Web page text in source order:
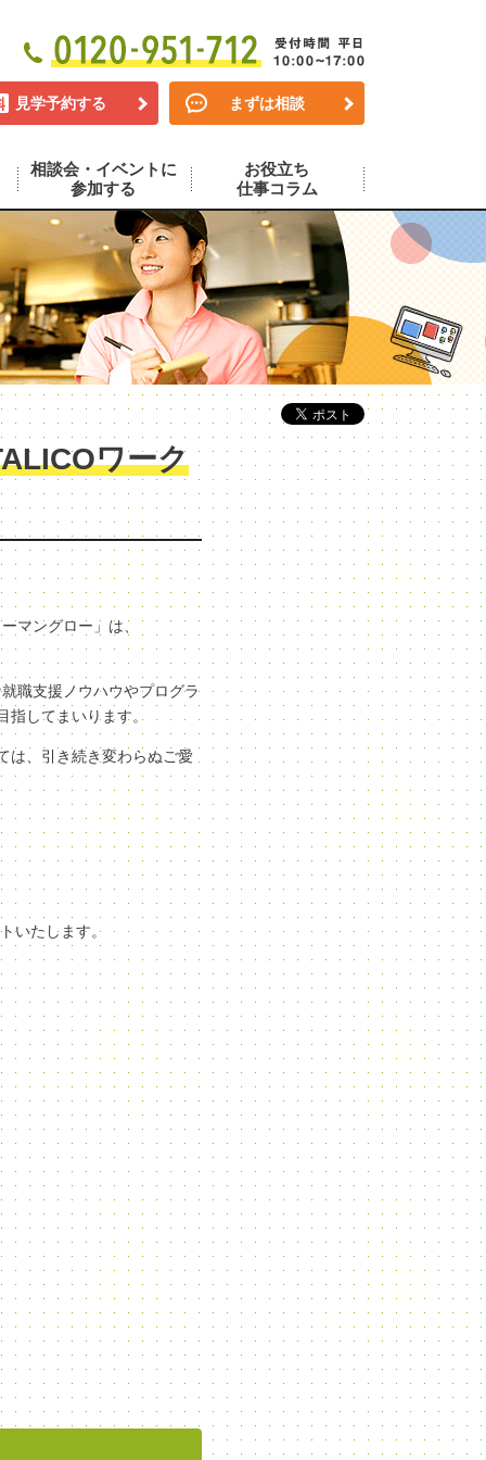
見学予約する まずは相談
相談会・イベントに
参加する
お役立ち
仕事コラム
ワーク
マングロー」は、
職支援ノウハウやプログラ
指してまいります。
は、引き続き変わらぬご愛
いたします。